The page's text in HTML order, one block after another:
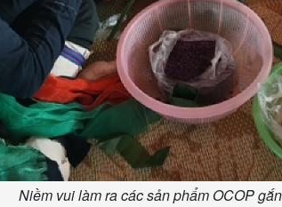
Niềm vui làm ra các sản phẩm OCOP